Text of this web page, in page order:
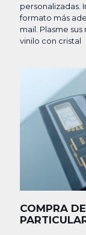
personalizadas.
formato más
mail. Plasme
vinilo con cristal
COMPRA